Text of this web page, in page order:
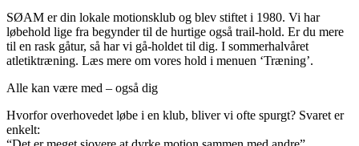
SØAM er din lokale motionsklub og blev stiftet i 1980. Vi har
løbehold lige fra begynder til de hurtige også trail-hold. Er du mere
til en rask gåtur, så har vi gå-holdet til dig. I sommerhalvåret
atletiktræning. Læs mere om vores hold i menuen ‘Træning’.
Alle kan være med – også dig
Hvorfor overhovedet løbe i en klub, bliver vi ofte spurgt? Svaret er
enkelt: